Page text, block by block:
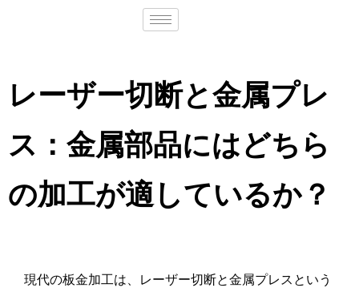
レーザー切断と金属プレ
ス：金属部品にはどちら
の加工が適しているか？
現代の板金加工は、レーザー切断と金属プレスという